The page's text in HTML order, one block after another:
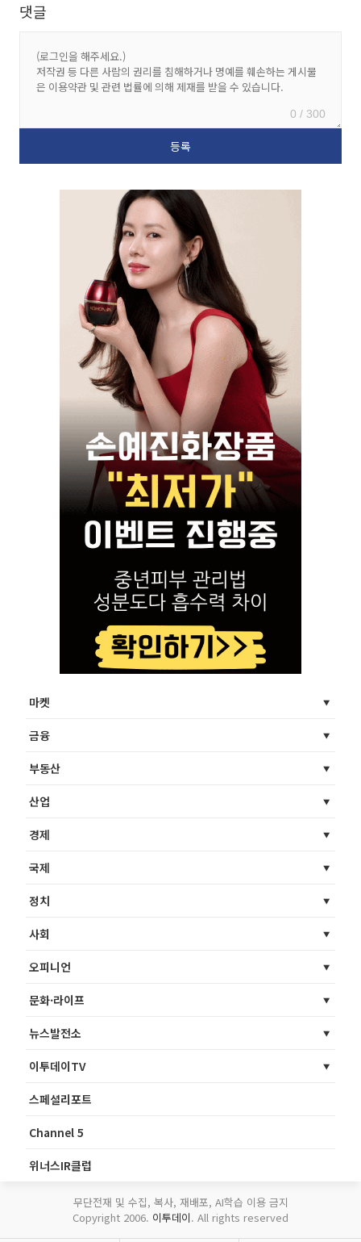
댓글
0 / 300
마켓
금융
부동산
산업
경제
국제
정치
사회
오피니언
문화·라이프
뉴스발전소
이투데이TV
스페셜리포트
Channel 5
위너스IR클럽
무단전재 및 수집, 복사, 재배포, AI학습 이용 금지
Copyright 2006. 이투데이. All rights reserved